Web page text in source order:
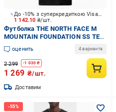
1 142.10 ₴/шт.
До -10% з суперкредиткою Visa Вигода
Футболка THE NORTH FACE M
MOUNTAIN FOUNDATION SS TEE-
GRAPHIC NF0A8E19JK31 р.2XL
черный
оценить 4 варианта
2 299 -1 030 ₴
1 269 ₴/шт.
Доставим